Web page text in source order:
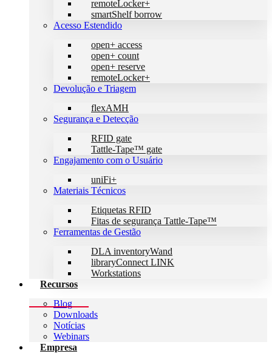
remoteLocker+
smartShelf borrow
Acesso Estendido
open+ access
open+ count
open+ reserve
remoteLocker+
Devolução e Triagem
flexAMH
Segurança e Detecção
RFID gate
Tattle-Tape™ gate
Engajamento com o Usuário
uniFi+
Materiais Técnicos
Etiquetas RFID
Fitas de segurança Tattle-Tape™
Ferramentas de Gestão
DLA inventoryWand
libraryConnect LINK
Workstations
Recursos
Blog
Downloads
Notícias
Webinars
Empresa